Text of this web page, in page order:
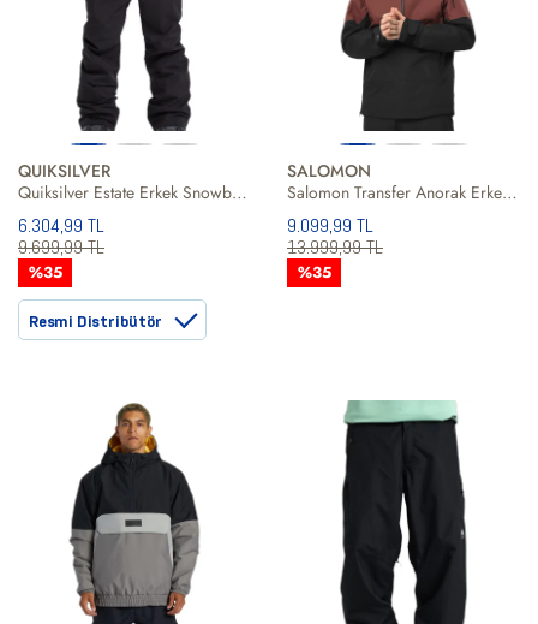
QUIKSILVER
Quiksilver Estate Erkek Snowboard Pantolonu
6.304,99 TL
9.699,99 TL
%35
Resmi Distribütör
SALOMON
Salomon Transfer Anorak Erkek Kayak Ceketi
9.099,99 TL
13.999,99 TL
%35